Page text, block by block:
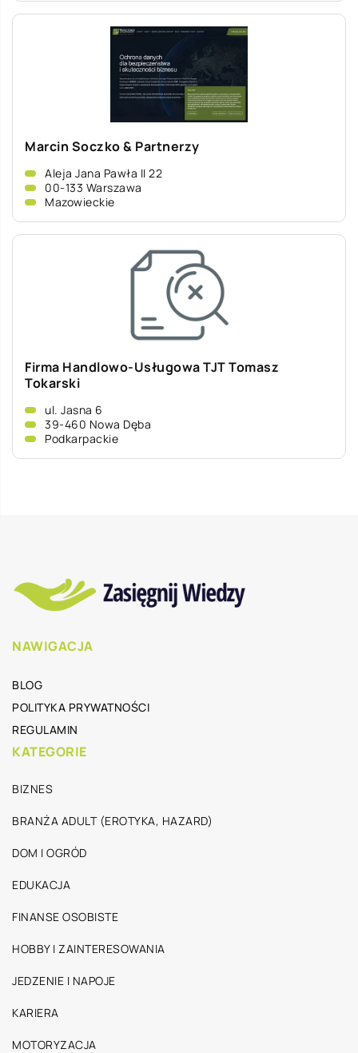
Marcin Soczko & Partnerzy
Aleja Jana Pawła II 22
00-133 Warszawa
Mazowieckie
Firma Handlowo-Usługowa TJT Tomasz
Tokarski
ul. Jasna 6
39-460 Nowa Dęba
Podkarpackie
NAWIGACJA
BLOG
POLITYKA PRYWATNOŚCI
REGULAMIN
KATEGORIE
BIZNES
BRANŻA ADULT (EROTYKA, HAZARD)
DOM I OGRÓD
EDUKACJA
FINANSE OSOBISTE
HOBBY I ZAINTERESOWANIA
JEDZENIE I NAPOJE
KARIERA
MOTORYZACJA